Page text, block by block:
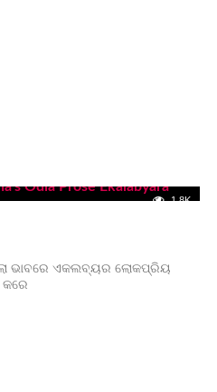
1.8K
ଭାବରେ ଏକଲବ୍ୟର ଲୋକପ୍ରିୟ